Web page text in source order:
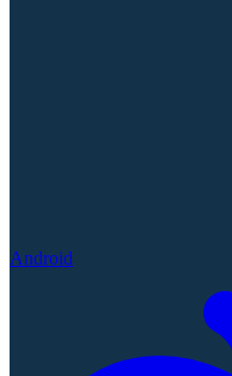
Android